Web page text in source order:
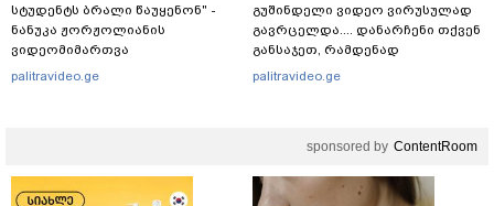
სტუდენტს ბრალი წაუყენონ" -
ნანუკა ჟორჟოლიანის
ვიდეომიმართვა
palitravideo.ge
გუშინდელი ვიდეო ვირუსულად
გავრცელდა.... დანარჩენი თქვენ
განსაჯეთ, რამდენად
შესაძლებელია აქ ადამიანის
გურამ დადიანიძე გაუჩინარდა?
palitravideo.ge
sponsored by ContentRoom